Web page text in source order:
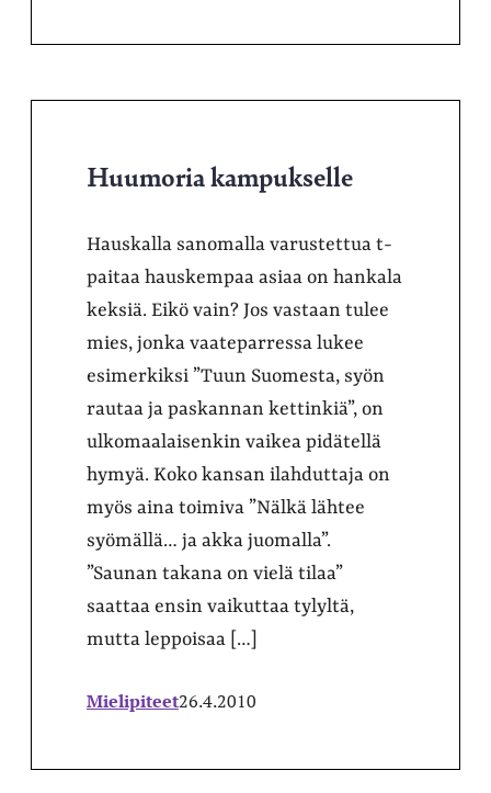
Huumoria kampukselle
Hauskalla sanomalla varustettua t-
paitaa hauskempaa asiaa on hankala
keksiä. Eikö vain? Jos vastaan tulee
mies, jonka vaateparressa lukee
esimerkiksi ”Tuun Suomesta, syön
rautaa ja paskannan kettinkiä”, on
ulkomaalaisenkin vaikea pidätellä
hymyä. Koko kansan ilahduttaja on
myös aina toimiva ”Nälkä lähtee
syömällä… ja akka juomalla”.
”Saunan takana on vielä tilaa”
saattaa ensin vaikuttaa tylyltä,
mutta leppoisaa […]
Mielipiteet26.4.2010